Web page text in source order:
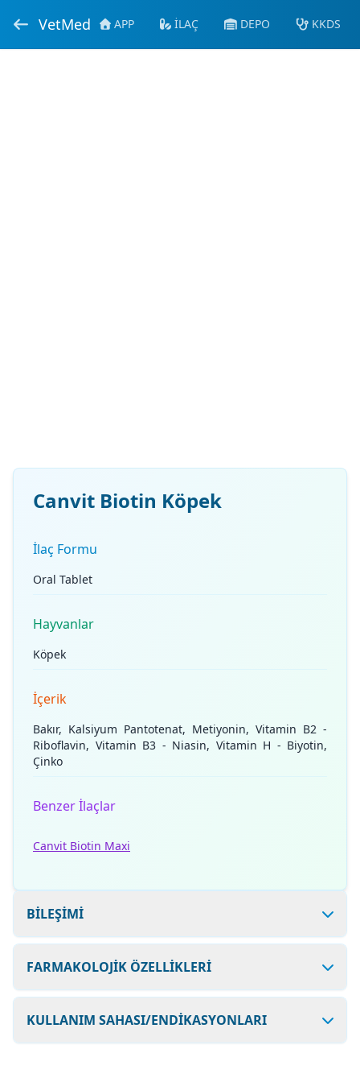
VetMed APP İLAÇ DEPO KKDS
Canvit Biotin Köpek
İlaç Formu
Oral Tablet
Hayvanlar
Köpek
İçerik
Bakır, Kalsiyum Pantotenat, Metiyonin, Vitamin B2 -
Riboflavin, Vitamin B3 - Niasin, Vitamin H - Biyotin,
Çinko
Benzer İlaçlar
Canvit Biotin Maxi
BİLEŞİMİ
FARMAKOLOJİK ÖZELLİKLERİ
KULLANIM SAHASI/ENDİKASYONLARI